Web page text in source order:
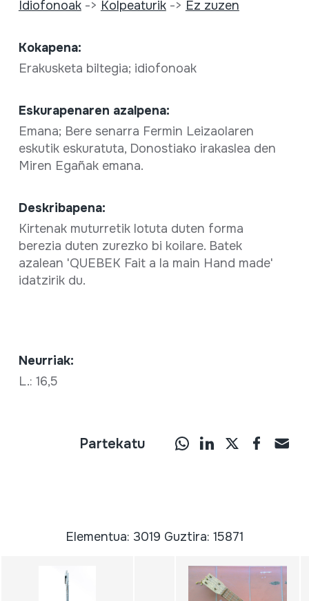
Idiofonoak-> Kolpeaturik-> Ez zuzen
Kokapena:
Erakusketa biltegia; idiofonoak
Eskurapenaren azalpena:
Emana; Bere senarra Fermin Leizaolaren
eskutik eskuratuta, Donostiako irakaslea den
Miren Egañak emana.
Deskribapena:
Kirtenak muturretik lotuta duten forma
berezia duten zurezko bi koilare. Batek
azalean 'QUEBEK Fait a la main Hand made'
idatzirik du.
Neurriak:
L.: 16,5
Partekatu
Elementua: 3019 Guztira: 15871